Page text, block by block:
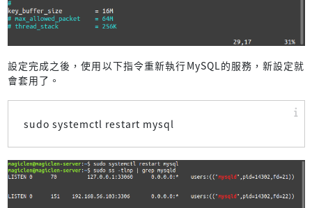
設定完成之後，使用以下指令重新執行MySQL的服務，新設定就
會套用了。
sudo systemctl restart mysql